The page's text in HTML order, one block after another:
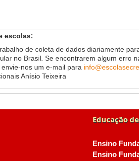
escolas:
de coleta de dados diariamente
no Brasil. Se encontrarem algum erro
nos um e-mail para
Anísio Teixeira
Educação
Ensino
Ensino